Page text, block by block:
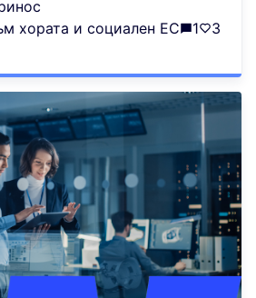
хората и социален ЕС
1 3